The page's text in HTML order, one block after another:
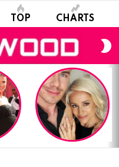
TOP CHARTS